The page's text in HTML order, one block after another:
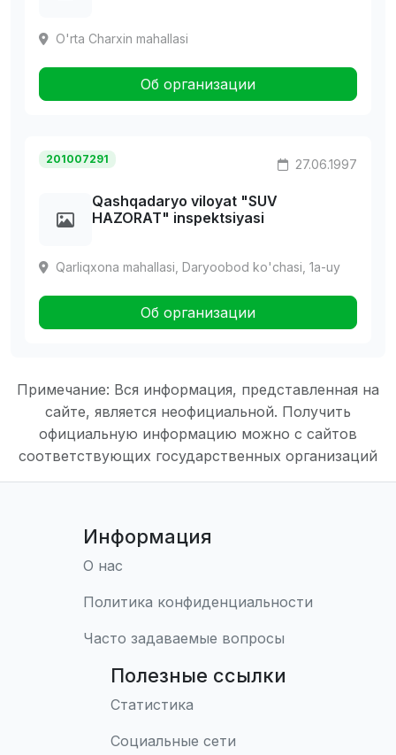
O'rta Charxin mahallasi
Об организации
201007291 27.06.1997
Qashqadaryo viloyat "SUV
HAZORAT" inspektsiyasi
Qarliqxona mahallasi, Daryoobod ko'chasi, 1a-uy
Об организации
Примечание: Вся информация, представленная на
сайте, является неофициальной. Получить
официальную информацию можно с сайтов
соответствующих государственных организаций
Информация
О нас
Политика конфиденциальности
Часто задаваемые вопросы
Полезные ссылки
Статистика
Социальные сети